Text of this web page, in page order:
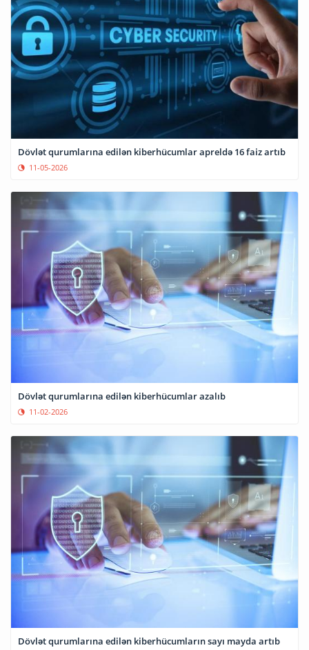
Dövlət qurumlarına edilən kiberhücumlar apreldə 16 faiz artıb
11-05-2026
Dövlət qurumlarına edilən kiberhücumlar azalıb
11-02-2026
Dövlət qurumlarına edilən kiberhücumların sayı mayda artıb